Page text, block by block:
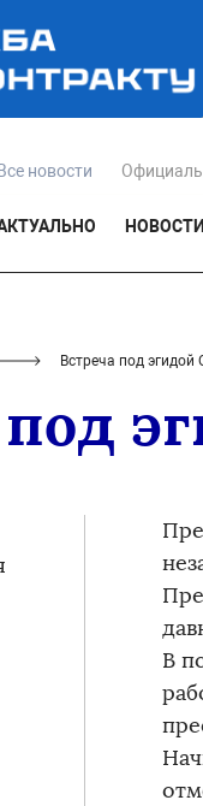
Все новости
НОВОСТИ
Встреча под эгидой
под
В